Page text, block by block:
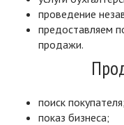
проведение
предоставляем
продажи.
поиск покупателя;
показ бизнеса;